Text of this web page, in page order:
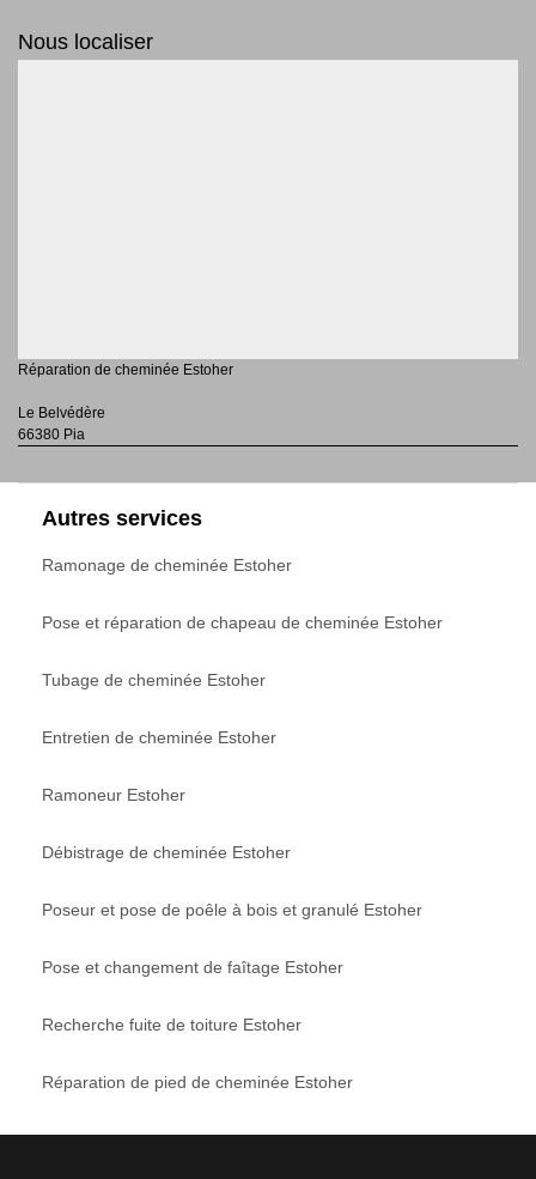
Nous localiser
Réparation de cheminée Estoher
Le Belvédère
66380 Pia
Autres services
Ramonage de cheminée Estoher
Pose et réparation de chapeau de cheminée Estoher
Tubage de cheminée Estoher
Entretien de cheminée Estoher
Ramoneur Estoher
Débistrage de cheminée Estoher
Poseur et pose de poêle à bois et granulé Estoher
Pose et changement de faîtage Estoher
Recherche fuite de toiture Estoher
Réparation de pied de cheminée Estoher